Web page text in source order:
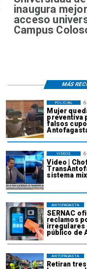
inaugura
acceso
Campus
6
Mujer
preventiva
falsos
POLICIAL
6
Video |
sistema
VIDEOS
SERNAC
reclamos
irregulares
público de
ANTOFAGASTA
Retiran
ANTOFAGASTA
MÁS